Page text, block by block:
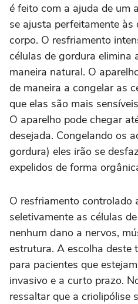
é feito com a ajuda de um
se ajusta perfeitamente às
corpo. O resfriamento
células de gordura elimina
maneira natural. O
de maneira a congelar as
que elas são mais
O aparelho pode chegar
desejada. Congelando os
gordura) eles irão se
expelidos de forma
O resfriamento controlado
seletivamente as células
nenhum dano a nervos,
estrutura. A escolha deste
para pacientes que
invasivo e a curto prazo.
ressaltar que a criolipólise